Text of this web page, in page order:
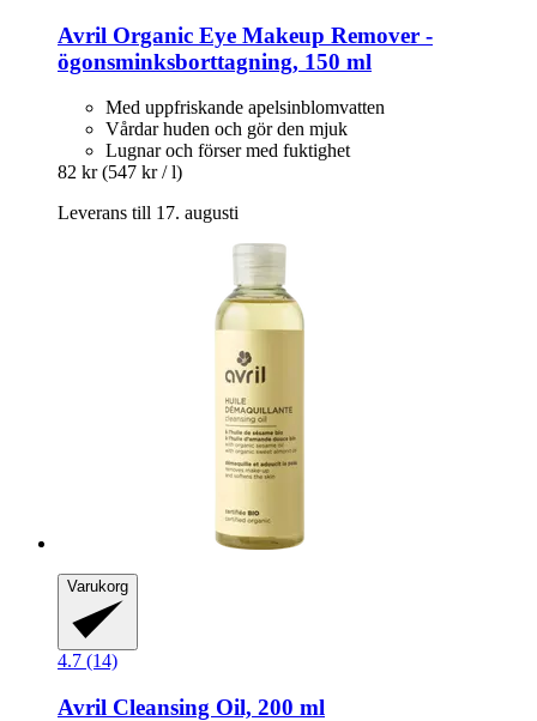
Avril Organic Eye Makeup Remover -​
ögonsminksborttagning, 150 ml
Med uppfriskande apelsinblomvatten
Vårdar huden och gör den mjuk
Lugnar och förser med fuktighet
82 kr (547 kr / l)
Leverans till 17. augusti
Varukorg
4.7 (14)
Avril Cleansing Oil, 200 ml